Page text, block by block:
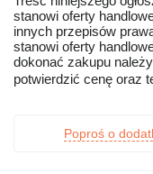
stanowi oferty
innych przepisów
stanowi oferty
dokonać zakupu
potwierdzić cenę oraz
Poproś o